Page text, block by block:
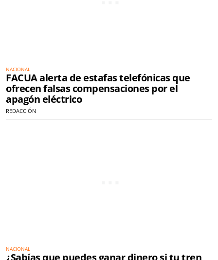
NACIONAL
FACUA alerta de estafas telefónicas que
ofrecen falsas compensaciones por el
apagón eléctrico
REDACCIÓN
NACIONAL
¿Sabías que puedes ganar dinero si tu tren